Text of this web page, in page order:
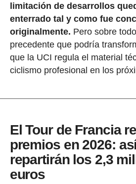
limitación de desarrollos
enterrado tal y como fue
originalmente. Pero sobre
precedente que podría
que la UCI regula el material
ciclismo profesional en los
El Tour de Francia
premios en 2026:
repartirán los 2,3
euros